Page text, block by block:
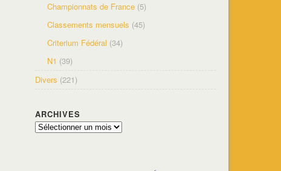
Championnats de France (5)
Classements mensuels (45)
Criterium Fédéral (34)
N1 (39)
Divers (221)
ARCHIVES
Archives